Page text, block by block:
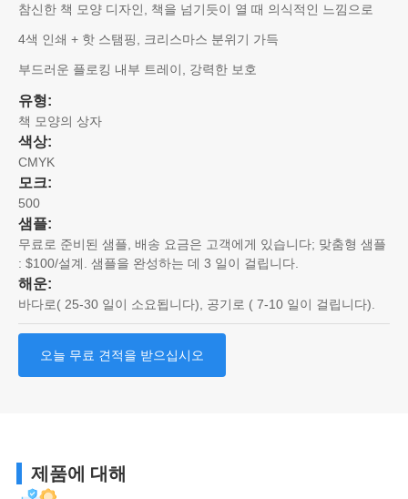
참신한 책 모양 디자인, 책을 넘기듯이 열 때 의식적인 느낌으로
4색 인쇄 + 핫 스탬핑, 크리스마스 분위기 가득
부드러운 플로킹 내부 트레이, 강력한 보호
유형:
책 모양의 상자
색상:
CMYK
모크:
500
샘플:
무료로 준비된 샘플, 배송 요금은 고객에게 있습니다; 맞춤형 샘플
: $100/설계. 샘플을 완성하는 데 3 일이 걸립니다.
해운:
바다로( 25-30 일이 소요됩니다), 공기로 ( 7-10 일이 걸립니다).
오늘 무료 견적을 받으십시오
제품에 대해